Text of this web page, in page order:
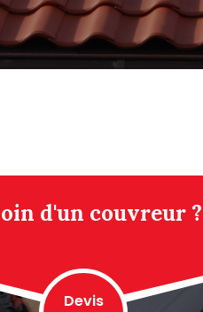
d'un couvreur ?
Devis